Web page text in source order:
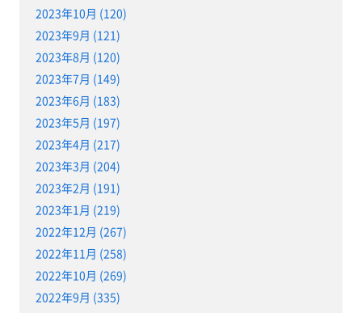
2023年10月 (120)
2023年9月 (121)
2023年8月 (120)
2023年7月 (149)
2023年6月 (183)
2023年5月 (197)
2023年4月 (217)
2023年3月 (204)
2023年2月 (191)
2023年1月 (219)
2022年12月 (267)
2022年11月 (258)
2022年10月 (269)
2022年9月 (335)